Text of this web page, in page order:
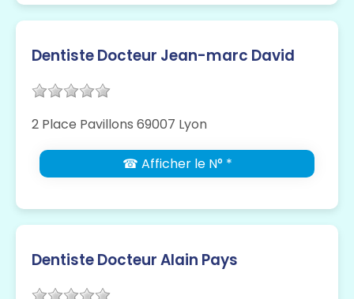
Dentiste Docteur Jean-marc David
2 Place Pavillons 69007 Lyon
☎ Afficher le N° *
Dentiste Docteur Alain Pays